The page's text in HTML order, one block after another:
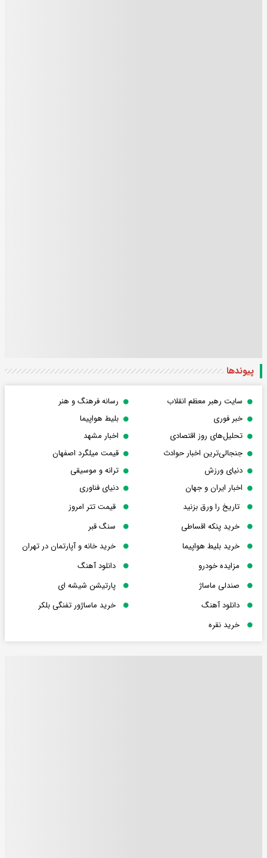
پیوندها
سایت رهبر معظم انقلاب
رسانه فرهنگ و هنر
خبر فوری
بلیط هواپیما
تحلیل‌های روز اقتصادی
اخبار مشهد
جنجالی‌ترین اخبار حوادث
قیمت میلگرد اصفهان
دنیای ورزش
ترانه و موسیقی
اخبار ایران و جهان
دنیای فناوری
تاریخ را ورق بزنید
قیمت تتر امروز
خرید پنکه اقساطی
سنگ قبر
خرید بلیط هواپیما
خرید خانه و آپارتمان در تهران
مزایده خودرو
دانلود آهنگ
صندلی ماساژ
پارتیشن شیشه ای
دانلود آهنگ
خرید ماساژور تفنگی بلکر
خرید نقره